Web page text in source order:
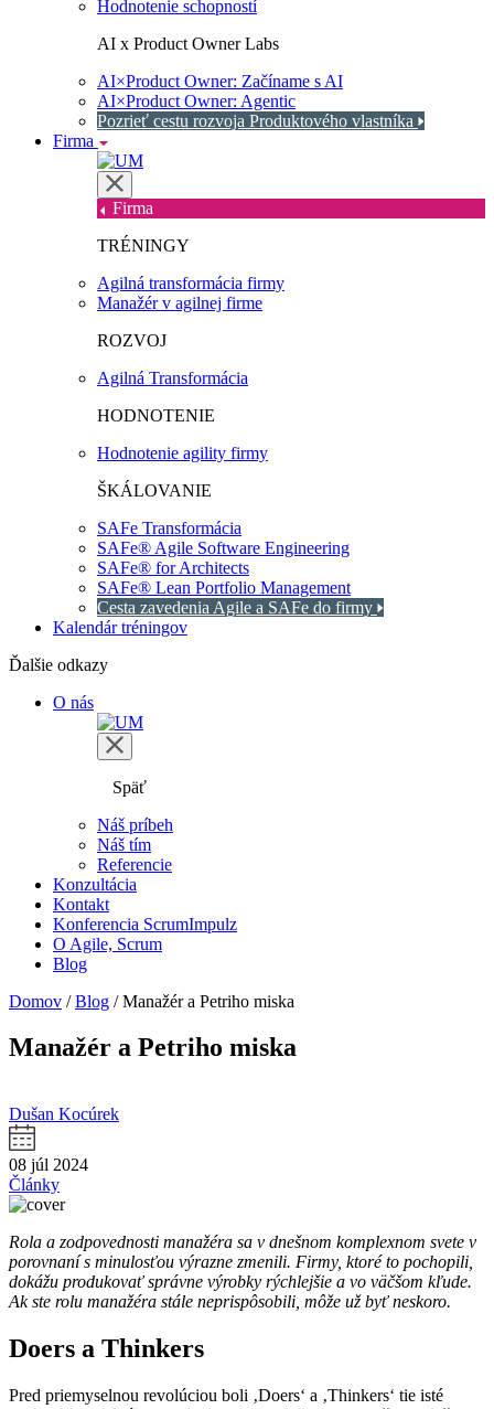
Hodnotenie schopností
AI x Product Owner Labs
AI×Product Owner: Začíname s AI
AI×Product Owner: Agentic
Pozrieť cestu rozvoja Produktového vlastníka
Firma
Firma
TRÉNINGY
Agilná transformácia firmy
Manažér v agilnej firme
ROZVOJ
Agilná Transformácia
HODNOTENIE
Hodnotenie agility firmy
ŠKÁLOVANIE
SAFe Transformácia
SAFe® Agile Software Engineering
SAFe® for Architects
SAFe® Lean Portfolio Management
Cesta zavedenia Agile a SAFe do firmy
Kalendár tréningov
Ďalšie odkazy
O nás
Späť
Náš príbeh
Náš tím
Referencie
Konzultácia
Kontakt
Konferencia ScrumImpulz
O Agile, Scrum
Blog
Domov / Blog / Manažér a Petriho miska
Manažér a Petriho miska
Dušan Kocúrek
08 júl 2024
Články
Rola a zodpovednosti manažéra sa v dnešnom komplexnom svete v
porovnaní s minulosťou výrazne zmenili. Firmy, ktoré to pochopili,
dokážu produkovať správne výrobky rýchlejšie a vo väčšom kľude.
Ak ste rolu manažéra stále neprispôsobili, môže už byť neskoro.
Doers a Thinkers
Pred priemyselnou revolúciou boli ‚Doers‘ a ‚Thinkers‘ tie isté